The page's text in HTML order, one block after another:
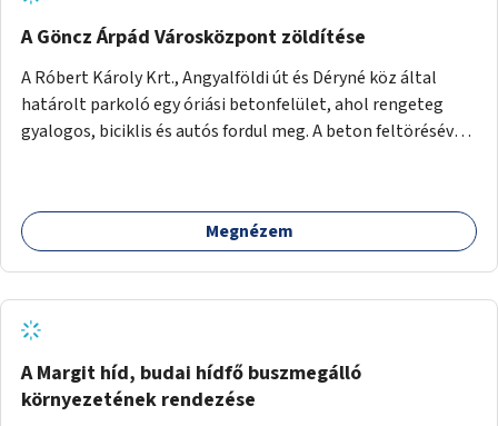
A Göncz Árpád Városközpont zöldítése
A Róbert Károly Krt., Angyalföldi út és Déryné köz által
határolt parkoló egy óriási betonfelület, ahol rengeteg
gyalogos, biciklis és autós fordul meg. A beton feltörésével,
menti járda és a parkoló közé kellene egy zöld sáv,
virágágyásokkal a meglévő fák alá, a lakóépület felőli két
Megnézem
A Margit híd, budai hídfő buszmegálló
környezetének rendezése